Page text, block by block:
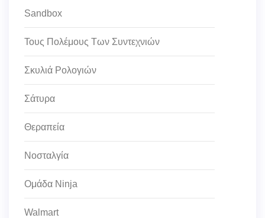
Sandbox
Τους Πολέμους Των Συντεχνιών
Σκυλιά Ρολογιών
Σάτυρα
Θεραπεία
Νοσταλγία
Ομάδα Ninja
Walmart